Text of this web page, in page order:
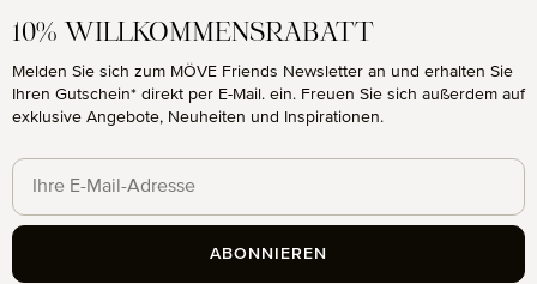
10% WILLKOMMENSRABATT
Melden Sie sich zum MÖVE Friends Newsletter an und erhalten Sie
Ihren Gutschein* direkt per E-Mail. ein. Freuen Sie sich außerdem auf
exklusive Angebote, Neuheiten und Inspirationen.
ABONNIEREN